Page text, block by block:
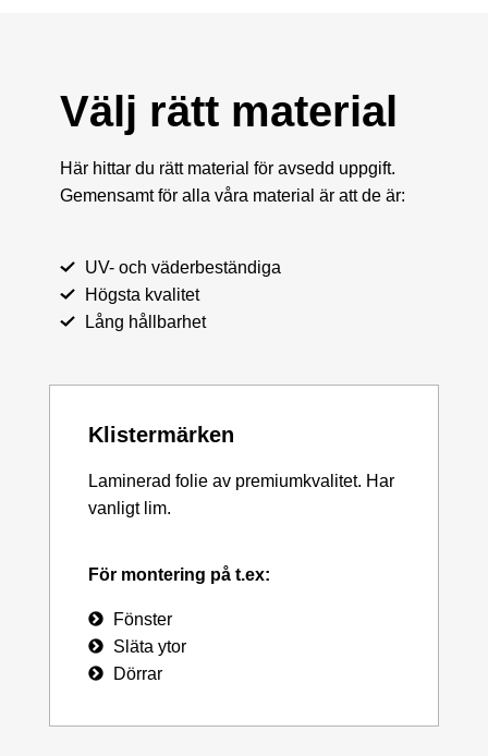
Välj rätt material
Här hittar du rätt material för avsedd uppgift.
Gemensamt för alla våra material är att de är:
UV- och väderbeständiga
Högsta kvalitet
Lång hållbarhet
Klistermärken
Laminerad folie av premiumkvalitet. Har
vanligt lim.
För montering på t.ex:
Fönster
Släta ytor
Dörrar